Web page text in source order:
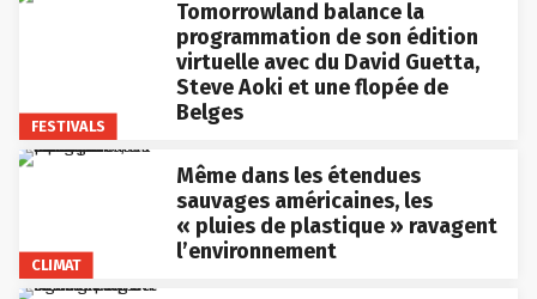
FESTIVALS
Tomorrowland balance la
programmation de son édition
virtuelle avec du David Guetta,
Steve Aoki et une flopée de
Belges
CLIMAT
Même dans les étendues
sauvages américaines, les
« pluies de plastique » ravagent
l’environnement